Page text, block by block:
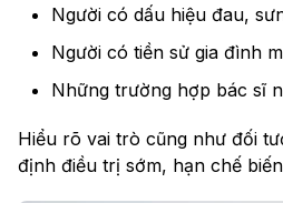
Người có dấu hiệu đau,
Người có tiền sử gia đình
Những trường hợp bác sĩ
Hiểu rõ vai trò cũng như đối
định điều trị sớm, hạn chế